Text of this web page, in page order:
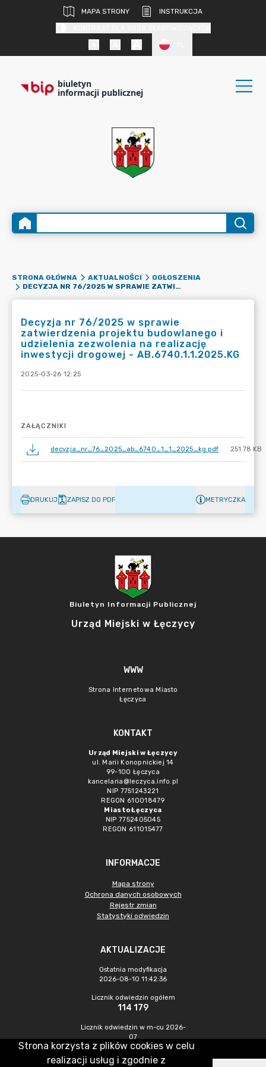
MAPA STRONY
INSTRUKCJA
biuletyn
informacji publicznej
STRONA GŁÓWNA AKTUALNOŚCI
OGŁOSZENIA
DECYZJA NR 76/2025 W SPRAWIE ZATWIERDZENIA PROJEKTU BUDOWLANEGO I UDZIELENIA ZEZWOLENIA NA REALIZACJĘ INWESTYCJI DROGOWEJ - AB.6740.1.1.2025.KG
Decyzja nr 76/2025 w sprawie
zatwierdzenia projektu budowlanego i
udzielenia zezwolenia na realizację
inwestycji drogowej - AB.6740.1.1.2025.KG
2025-03-26 12:25
ZAŁĄCZNIKI
decyzja_nr_76_2025_ab_6740_1_1_2025_kg.pdf 251.78 KB
DRUKUJ ZAPISZ DO PDF METRYCZKA
Biuletyn Informacji Publicznej
Urząd Miejski w Łęczycy
WWW
Strona Internetowa Miasto
Łęczyca
KONTAKT
Urząd Miejski w Łęczycy
ul. Marii Konopnickiej 14
99-100 Łęczyca
kancelaria@leczyca.info.pl
NIP 7751243221
REGON 610018479
Miasto Łęczyca
NIP 7752405045
REGON 611015477
INFORMACJE
Mapa strony
Ochrona danych osobowych
Rejestr zmian
Statystyki odwiedzin
AKTUALIZACJE
Ostatnia modyfikacja
2026-08-10 11:42:36
Licznik odwiedzin ogółem
114 179
Licznik odwiedzin w m-cu 2026-
07
698
Strona korzysta z plików cookies w celu
realizacji usług i zgodnie z